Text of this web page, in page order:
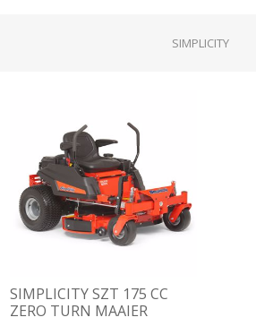
SIMPLICITY
SIMPLICITY SZT 175 CC
ZERO TURN MAAIER